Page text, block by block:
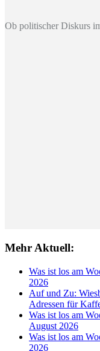
Ob politischer Diskurs
Mehr Aktuell:
Was ist los am
2026
Auf und Zu:
Adressen für
Was ist los am
August 2026
Was ist los am
2026